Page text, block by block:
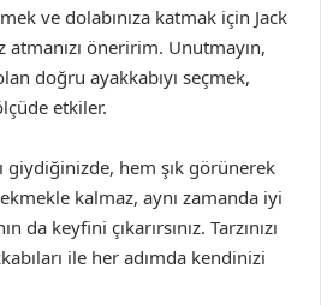
ve dolabınıza katmak için Jack
öneririm. Unutmayın,
doğru ayakkabıyı seçmek,
etkiler.
giydiğinizde, hem şık görünerek
kalmaz, aynı zamanda iyi
keyfini çıkarırsınız. Tarzınızı
ile her adımda kendinizi